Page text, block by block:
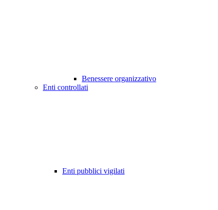
Benessere organizzativo
Enti controllati
Enti pubblici vigilati